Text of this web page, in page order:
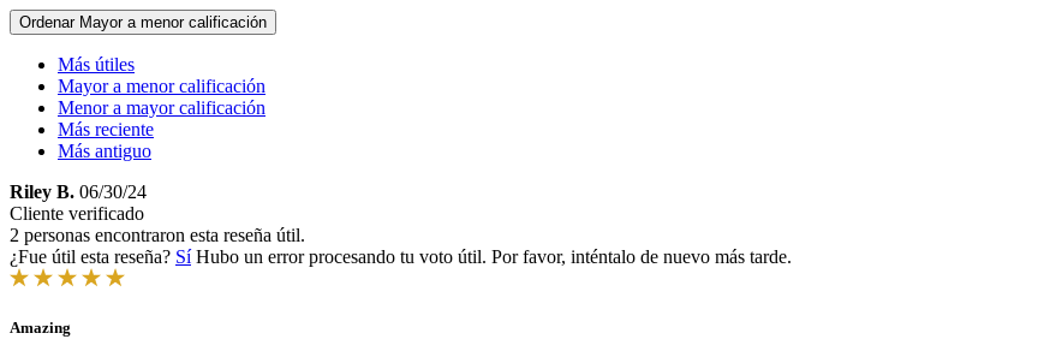
Ordenar Mayor a menor calificación
Más útiles
Mayor a menor calificación
Menor a mayor calificación
Más reciente
Más antiguo
Riley B. 06/30/24
Cliente verificado
2 personas encontraron esta reseña útil.
¿Fue útil esta reseña? Sí Hubo un error procesando tu voto útil. Por favor, inténtalo de nuevo más tarde.
Amazing